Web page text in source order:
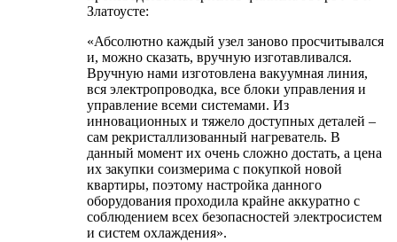
Златоусте:
«Абсолютно каждый узел заново просчитывался
и, можно сказать, вручную изготавливался.
Вручную нами изготовлена вакуумная линия,
вся электропроводка, все блоки управления и
управление всеми системами. Из
инновационных и тяжело доступных деталей –
сам рекристаллизованный нагреватель. В
данный момент их очень сложно достать, а цена
их закупки соизмерима с покупкой новой
квартиры, поэтому настройка данного
оборудования проходила крайне аккуратно с
соблюдением всех безопасностей электросистем
и систем охлаждения».